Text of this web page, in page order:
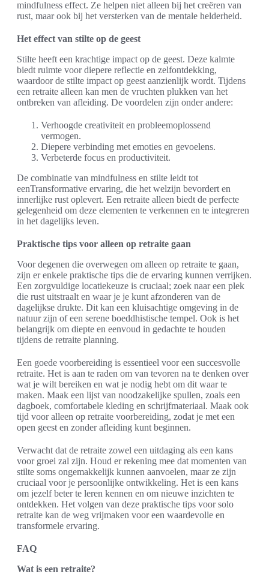
mindfulness effect. Ze helpen niet alleen bij het creëren van
rust, maar ook bij het versterken van de mentale helderheid.
Het effect van stilte op de geest
Stilte heeft een krachtige impact op de geest. Deze kalmte
biedt ruimte voor diepere reflectie en zelfontdekking,
waardoor de stilte impact op geest aanzienlijk wordt. Tijdens
een retraite alleen kan men de vruchten plukken van het
ontbreken van afleiding. De voordelen zijn onder andere:
Verhoogde creativiteit en probleemoplossend
vermogen.
Diepere verbinding met emoties en gevoelens.
Verbeterde focus en productiviteit.
De combinatie van mindfulness en stilte leidt tot
eenTransformative ervaring, die het welzijn bevordert en
innerlijke rust oplevert. Een retraite alleen biedt de perfecte
gelegenheid om deze elementen te verkennen en te integreren
in het dagelijks leven.
Praktische tips voor alleen op retraite gaan
Voor degenen die overwegen om alleen op retraite te gaan,
zijn er enkele praktische tips die de ervaring kunnen verrijken.
Een zorgvuldige locatiekeuze is cruciaal; zoek naar een plek
die rust uitstraalt en waar je je kunt afzonderen van de
dagelijkse drukte. Dit kan een kluisachtige omgeving in de
natuur zijn of een serene boeddhistische tempel. Ook is het
belangrijk om diepte en eenvoud in gedachte te houden
tijdens de retraite planning.
Een goede voorbereiding is essentieel voor een succesvolle
retraite. Het is aan te raden om van tevoren na te denken over
wat je wilt bereiken en wat je nodig hebt om dit waar te
maken. Maak een lijst van noodzakelijke spullen, zoals een
dagboek, comfortabele kleding en schrijfmateriaal. Maak ook
tijd voor alleen op retraite voorbereiding, zodat je met een
open geest en zonder afleiding kunt beginnen.
Verwacht dat de retraite zowel een uitdaging als een kans
voor groei zal zijn. Houd er rekening mee dat momenten van
stilte soms ongemakkelijk kunnen aanvoelen, maar ze zijn
cruciaal voor je persoonlijke ontwikkeling. Het is een kans
om jezelf beter te leren kennen en om nieuwe inzichten te
ontdekken. Het volgen van deze praktische tips voor solo
retraite kan de weg vrijmaken voor een waardevolle en
transformele ervaring.
FAQ
Wat is een retraite?